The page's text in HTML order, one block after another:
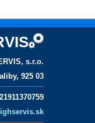
s.r.o.
925 03